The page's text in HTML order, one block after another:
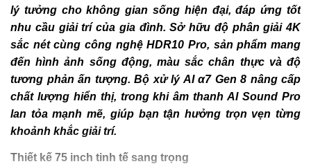
lý tưởng cho không gian sống hiện đại, đáp ứng tốt
nhu cầu giải trí của gia đình. Sở hữu độ phân giải 4K
sắc nét cùng công nghệ HDR10 Pro, sản phẩm mang
đến hình ảnh sống động, màu sắc chân thực và độ
tương phản ấn tượng. Bộ xử lý AI α7 Gen 8 nâng cấp
chất lượng hiển thị, trong khi âm thanh AI Sound Pro
lan tỏa mạnh mẽ, giúp bạn tận hưởng trọn vẹn từng
khoảnh khắc giải trí.
Thiết kế 75 inch tinh tế sang trọng